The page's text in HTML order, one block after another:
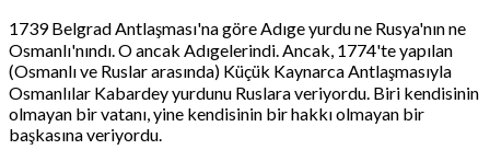
1739 Belgrad Antlaşması'na göre Adıge yurdu ne Rusya'nın ne
Osmanlı'nındı. O ancak Adıgelerindi. Ancak, 1774'te yapılan
(Osmanlı ve Ruslar arasında) Küçük Kaynarca Antlaşmasıyla
Osmanlılar Kabardey yurdunu Ruslara veriyordu. Biri kendisinin
olmayan bir vatanı, yine kendisinin bir hakkı olmayan bir
başkasına veriyordu.